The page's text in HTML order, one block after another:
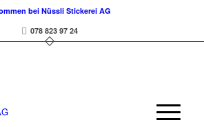
bei Nüssli Stickerei AG
078 823 97 24